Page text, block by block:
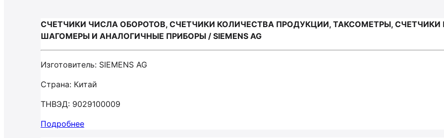
СЧЕТЧИКИ ЧИСЛА ОБОРОТОВ, СЧЕТЧИКИ КОЛИЧЕСТВА ПРОДУКЦИИ, ТАКСОМЕТРЫ,
ШАГОМЕРЫ И АНАЛОГИЧНЫЕ ПРИБОРЫ / SIEMENS AG
Изготовитель: SIEMENS AG
Страна: Китай
ТНВЭД: 9029100009
Подробнее